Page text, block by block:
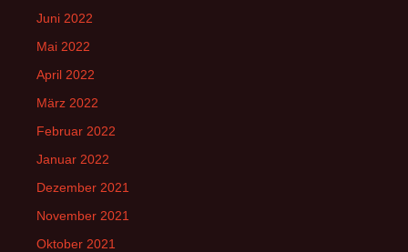
Juni 2022
Mai 2022
April 2022
März 2022
Februar 2022
Januar 2022
Dezember 2021
November 2021
Oktober 2021